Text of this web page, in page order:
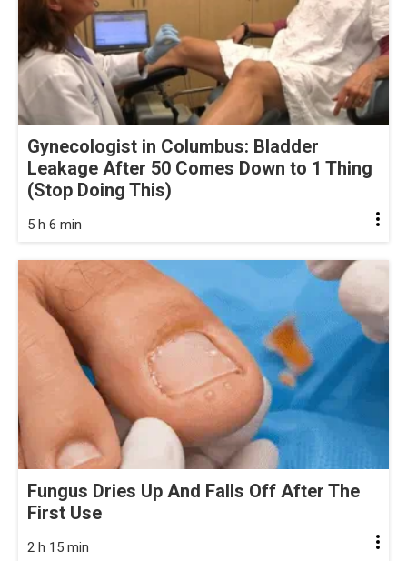
Gynecologist in Columbus: Bladder
Leakage After 50 Comes Down to 1 Thing
(Stop Doing This)
5 h 6 min
Fungus Dries Up And Falls Off After The
First Use
2 h 15 min